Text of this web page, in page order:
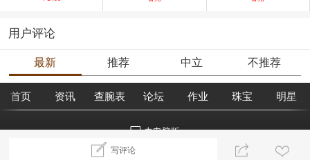
用户评论
最新 推荐 中立 不推荐
写评论
首页 资讯 查腕表 论坛 作业 珠宝 明星
去电脑版
©2018腕表之家 m.xbiao.com